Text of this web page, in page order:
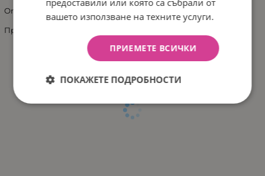
Отговаря на всички изисквания за безопасност.
Произведен в Италия
предоставили или която са събрали от
вашето използване на техните услуги.
ПРИЕМЕТЕ ВСИЧКИ
ПОКАЖЕТЕ ПОДРОБНОСТИ